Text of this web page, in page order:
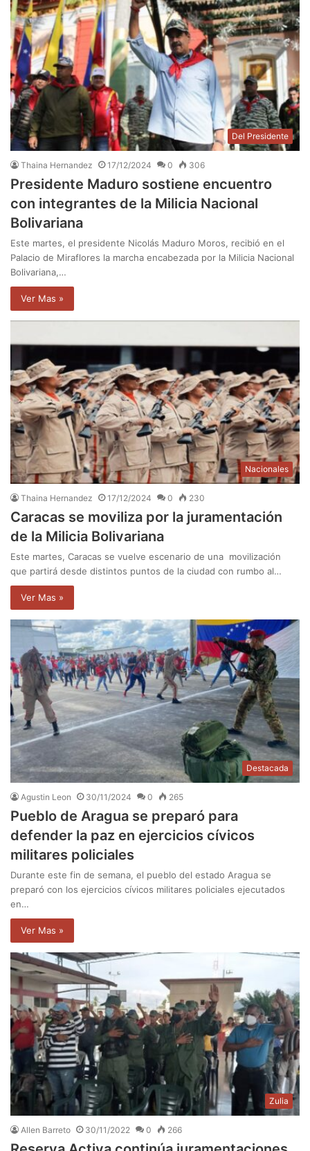
Del Presidente
Thaina Hernandez 17/12/2024 0 306
Presidente Maduro sostiene encuentro
con integrantes de la Milicia Nacional
Bolivariana
Este martes, el presidente Nicolás Maduro Moros, recibió en el
Palacio de Miraflores la marcha encabezada por la Milicia Nacional
Bolivariana,…
Ver Mas »
Nacionales
Thaina Hernandez 17/12/2024 0 230
Caracas se moviliza por la juramentación
de la Milicia Bolivariana
Este martes, Caracas se vuelve escenario de una movilización
que partirá desde distintos puntos de la ciudad con rumbo al…
Ver Mas »
Destacada
Agustin Leon 30/11/2024 0 265
Pueblo de Aragua se preparó para
defender la paz en ejercicios cívicos
militares policiales
Durante este fin de semana, el pueblo del estado Aragua se
preparó con los ejercicios cívicos militares policiales ejecutados
en…
Ver Mas »
Zulia
Allen Barreto 30/11/2022 0 266